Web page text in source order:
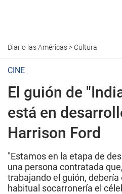
Diario las Américas> Cultura
CINE
El guión de
está en
Harrison Ford
"Estamos en la etapa de
una persona contratada
trabajando el guión,
habitual socarronería el